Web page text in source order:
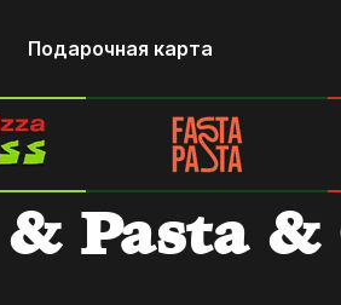
Подарочная карта
Pasta &